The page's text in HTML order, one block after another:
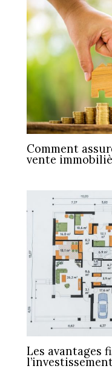
Comment
vente
Les avantages